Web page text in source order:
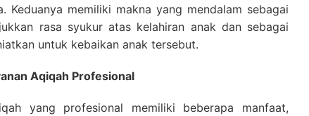
Keduanya memiliki makna yang mendalam sebagai
rasa syukur atas kelahiran anak dan sebagai
untuk kebaikan anak tersebut.
Aqiqah Profesional
yang profesional memiliki beberapa manfaat,